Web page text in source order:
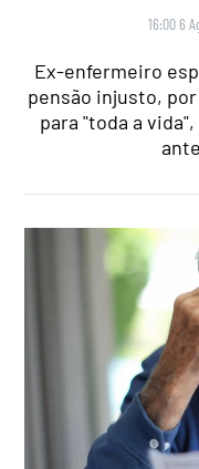
16:00 6
Ex-enfermeiro
pensão injusto,
para "toda a